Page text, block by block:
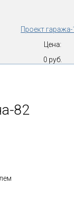
Проект
Цена:
0 руб.
82